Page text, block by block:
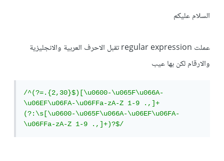
السلام عليكم
عملت regular expression تقبل الاحرف العربية والانجليزية
والارقام لكن بها عيب
/^(?=.{2,30}$)[\u0600-\u065F\u066A-
\u06EF\u06FA-\u06FFa-zA-Z 1-9 .,]+
(?:\s[\u0600-\u065F\u066A-\u06EF\u06FA-
\u06FFa-zA-Z 1-9 .,]+)?$/